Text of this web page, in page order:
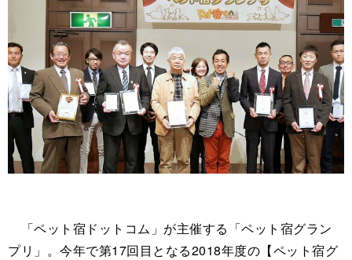
「ペット宿ドットコム」が主催する「ペット宿グラン
プリ」。今年で第17回目となる2018年度の【ペット宿グ